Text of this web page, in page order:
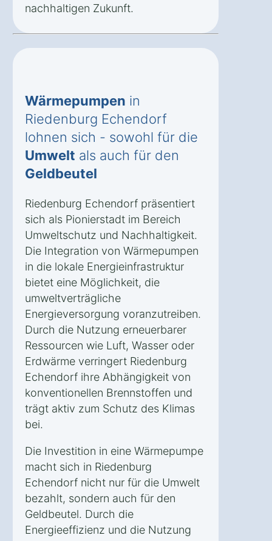
nachhaltigen Zukunft.
Wärmepumpen in
Riedenburg Echendorf
lohnen sich - sowohl für die
Umwelt als auch für den
Geldbeutel
Riedenburg Echendorf präsentiert
sich als Pionierstadt im Bereich
Umweltschutz und Nachhaltigkeit.
Die Integration von Wärmepumpen
in die lokale Energieinfrastruktur
bietet eine Möglichkeit, die
umweltverträgliche
Energieversorgung voranzutreiben.
Durch die Nutzung erneuerbarer
Ressourcen wie Luft, Wasser oder
Erdwärme verringert Riedenburg
Echendorf ihre Abhängigkeit von
konventionellen Brennstoffen und
trägt aktiv zum Schutz des Klimas
bei.
Die Investition in eine Wärmepumpe
macht sich in Riedenburg
Echendorf nicht nur für die Umwelt
bezahlt, sondern auch für den
Geldbeutel. Durch die
Energieeffizienz und die Nutzung